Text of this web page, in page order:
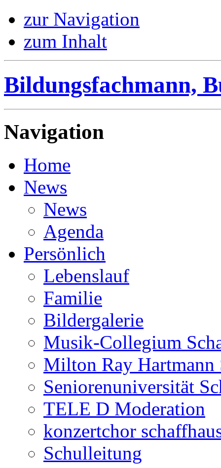
zur Navigation
zum Inhalt
Bildungsfachmann,
Navigation
Home
News
News
Agenda
Persönlich
Lebenslauf
Familie
Bildergalerie
Musik-Collegium
Milton Ray
Seniorenuniversität
TELE D Moderation
konzertchor
Schulleitung